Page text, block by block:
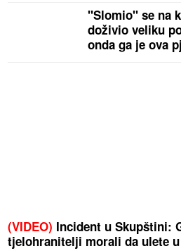
"Slomio" se na
doživio veliku
onda ga je ova
(VIDEO) Incident u Skupštini:
tjelohranitelji morali da ulete